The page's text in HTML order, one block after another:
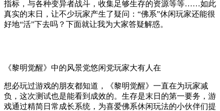
指标，与各种变异者战斗，收集足够生存的资源等等……如此
真实的末日，让不少玩家产生了疑问：“佛系”休闲玩家还能很
好地“活”下去吗？下面就让我为大家答疑解惑。
《黎明觉醒》中的风景党悠闲党玩家大有人在
想必玩过游戏的朋友都知道，《黎明觉醒》一直在为玩家减
负，这次测试也是能看到成效的。生存是末日的第一要务，游
戏通过精简日常成长系统，为喜爱佛系休闲玩法的小伙伴们提